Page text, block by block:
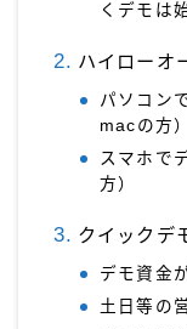
くデモは
ハイローオ
パソコン
macの方）
スマホで
方）
クイックデ
デモ資金
土日等の